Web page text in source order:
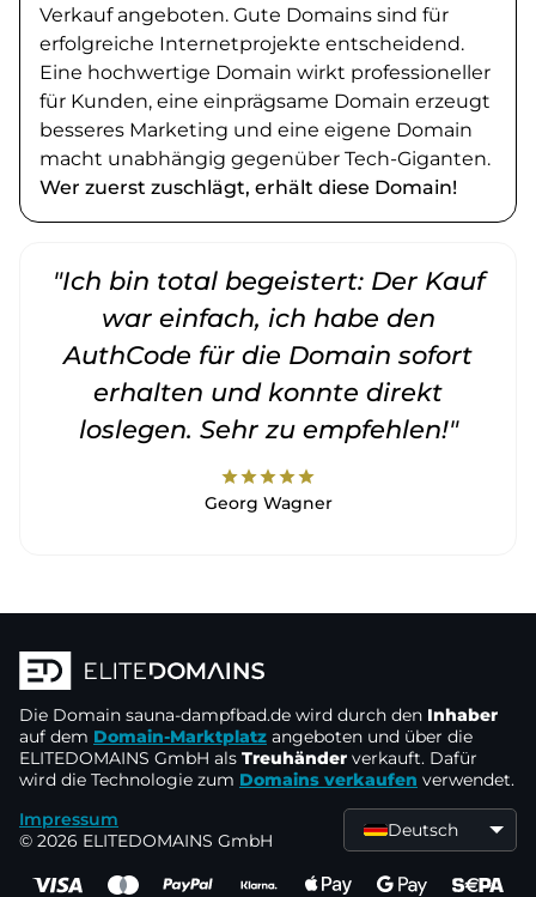
Verkauf angeboten. Gute Domains sind für
erfolgreiche Internetprojekte entscheidend.
Eine hochwertige Domain wirkt professioneller
für Kunden, eine einprägsame Domain erzeugt
besseres Marketing und eine eigene Domain
macht unabhängig gegenüber Tech-Giganten.
Wer zuerst zuschlägt, erhält diese Domain!
"Ich bin total begeistert: Der Kauf
war einfach, ich habe den
AuthCode für die Domain sofort
erhalten und konnte direkt
loslegen. Sehr zu empfehlen!"
starstarstarstarstar
Georg Wagner
Die Domain sauna-dampfbad.de wird durch den Inhaber
auf dem Domain-Marktplatz angeboten und über die
ELITEDOMAINS GmbH als Treuhänder verkauft. Dafür
wird die Technologie zum Domains verkaufen verwendet.
Impressum
© 2026 ELITEDOMAINS GmbH
Deutsch